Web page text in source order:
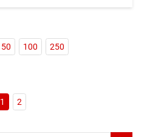
50 100 250
1 2